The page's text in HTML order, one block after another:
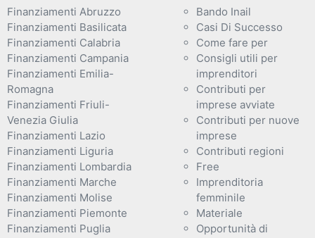
Finanziamenti Abruzzo
Finanziamenti Basilicata
Finanziamenti Calabria
Finanziamenti Campania
Finanziamenti Emilia-
Romagna
Finanziamenti Friuli-
Venezia Giulia
Finanziamenti Lazio
Finanziamenti Liguria
Finanziamenti Lombardia
Finanziamenti Marche
Finanziamenti Molise
Finanziamenti Piemonte
Finanziamenti Puglia
Bando Inail
Casi Di Successo
Come fare per
Consigli utili per
imprenditori
Contributi per
imprese avviate
Contributi per nuove
imprese
Contributi regioni
Free
Imprenditoria
femminile
Materiale
Opportunità di